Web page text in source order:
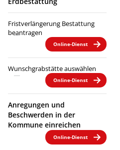
Fristverlängerung Bestattung
beantragen
Online-Dienst
Wunschgrabstätte auswählen
Online-Dienst
Anregungen und
Beschwerden in der
Kommune einreichen
Online-Dienst